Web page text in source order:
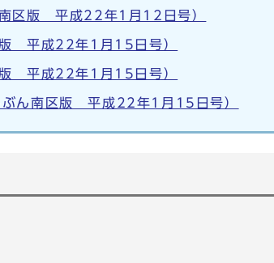
区版 平成22年1月12日号）
平成22年1月15日号）
平成22年1月15日号）
ぶん南区版 平成22年1月15日号）